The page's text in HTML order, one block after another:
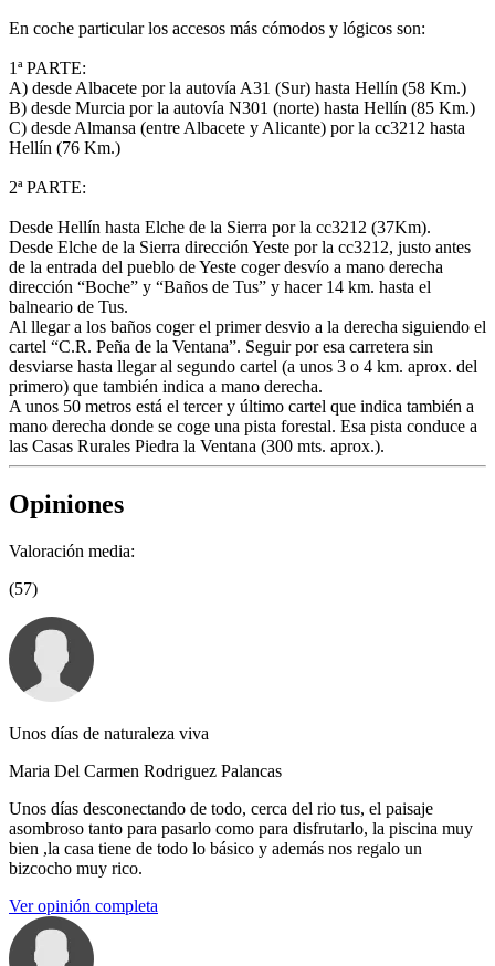
En coche particular los accesos más cómodos y lógicos son:
1ª PARTE:
A) desde Albacete por la autovía A31 (Sur) hasta Hellín (58 Km.)
B) desde Murcia por la autovía N301 (norte) hasta Hellín (85 Km.)
C) desde Almansa (entre Albacete y Alicante) por la cc3212 hasta
Hellín (76 Km.)
2ª PARTE:
Desde Hellín hasta Elche de la Sierra por la cc3212 (37Km).
Desde Elche de la Sierra dirección Yeste por la cc3212, justo antes
de la entrada del pueblo de Yeste coger desvío a mano derecha
dirección “Boche” y “Baños de Tus” y hacer 14 km. hasta el
balneario de Tus.
Al llegar a los baños coger el primer desvio a la derecha siguiendo el
cartel “C.R. Peña de la Ventana”. Seguir por esa carretera sin
desviarse hasta llegar al segundo cartel (a unos 3 o 4 km. aprox. del
primero) que también indica a mano derecha.
A unos 50 metros está el tercer y último cartel que indica también a
mano derecha donde se coge una pista forestal. Esa pista conduce a
las Casas Rurales Piedra la Ventana (300 mts. aprox.).
Opiniones
Valoración media:
(57)
Unos días de naturaleza viva
Maria Del Carmen Rodriguez Palancas
Unos días desconectando de todo, cerca del rio tus, el paisaje
asombroso tanto para pasarlo como para disfrutarlo, la piscina muy
bien ,la casa tiene de todo lo básico y además nos regalo un
bizcocho muy rico.
Ver opinión completa